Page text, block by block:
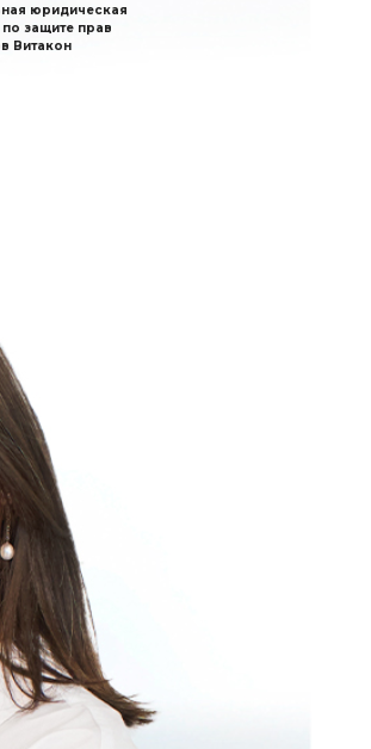
юридическая
защите прав
Витакон